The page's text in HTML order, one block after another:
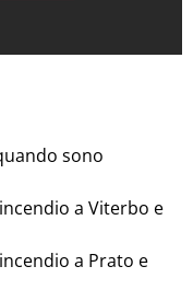
sono
a Viterbo e
a Prato e